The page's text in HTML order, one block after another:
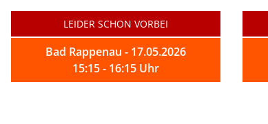
LEIDER SCHON VORBEI
Bad Rappenau - 17.05.2026
15:15 - 16:15 Uhr